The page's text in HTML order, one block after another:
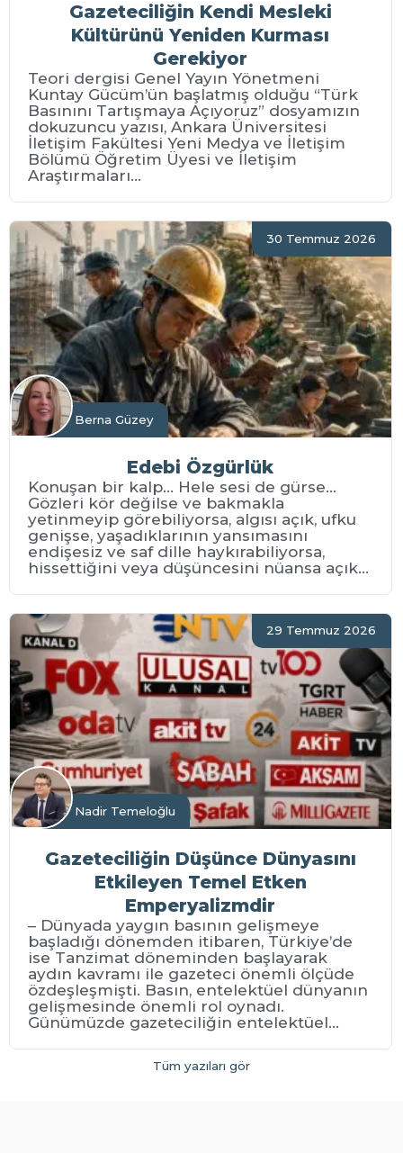
Gazeteciliğin Kendi Mesleki
Kültürünü Yeniden Kurması
Gerekiyor
Teori dergisi Genel Yayın Yönetmeni
Kuntay Gücüm’ün başlatmış olduğu “Türk
Basınını Tartışmaya Açıyoruz” dosyamızın
dokuzuncu yazısı, Ankara Üniversitesi
İletişim Fakültesi Yeni Medya ve İletişim
Bölümü Öğretim Üyesi ve İletişim
Araştırmaları...
30 Temmuz 2026
Berna Güzey
Edebi Özgürlük
Konuşan bir kalp… Hele sesi de gürse…
Gözleri kör değilse ve bakmakla
yetinmeyip görebiliyorsa, algısı açık, ufku
genişse, yaşadıklarının yansımasını
endişesiz ve saf dille haykırabiliyorsa,
hissettiğini veya düşüncesini nüansa açık...
29 Temmuz 2026
Nadir Temeloğlu
Gazeteciliğin Düşünce Dünyasını
Etkileyen Temel Etken
Emperyalizmdir
– Dünyada yaygın basının gelişmeye
başladığı dönemden itibaren, Türkiye’de
ise Tanzimat döneminden başlayarak
aydın kavramı ile gazeteci önemli ölçüde
özdeşleşmişti. Basın, entelektüel dünyanın
gelişmesinde önemli rol oynadı.
Günümüzde gazeteciliğin entelektüel...
Tüm yazıları gör